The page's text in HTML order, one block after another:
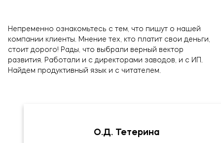
Непременно ознакомьтесь с тем, что пишут о нашей
компании клиенты. Мнение тех, кто платит свои деньги,
стоит дорого! Рады, что выбрали верный вектор
развития. Работали и с директорами заводов, и с ИП.
Найдем продуктивный язык и с читателем.
О.Д. Тетерина
Нажимая кнопку, я соглашаюсь на обработку
данных